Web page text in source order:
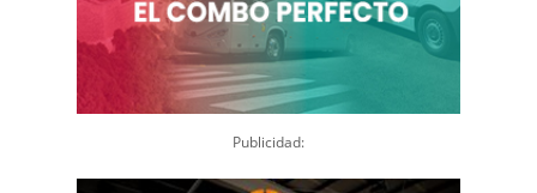
Publicidad: